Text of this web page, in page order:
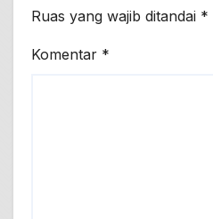
Ruas yang wajib ditandai *
Komentar *